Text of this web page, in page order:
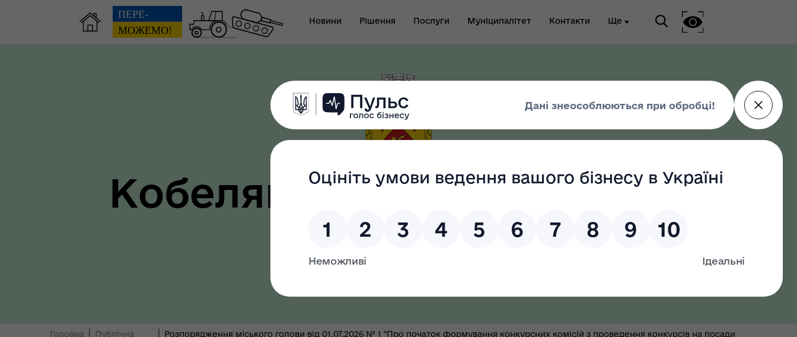
Новини Рішення Послуги Муніципалітет Контакти Ще
Уповноважений Верховної
Ради України з прав людини
Звіт виконуючого
повноваження міського
голови-секретаря міської
Ти як? Всеукраїнська
програма ментального
здоров"я
Маршрути послуг з
ментального здоров'я
Служба у справах дітей
Кобеляцька територіальна
громада
Головна
Публічна
Розпорядження міського голови від 01.07.2026 № 1 "Про початок формування конкурсних комісій з проведення конкурсів на посади